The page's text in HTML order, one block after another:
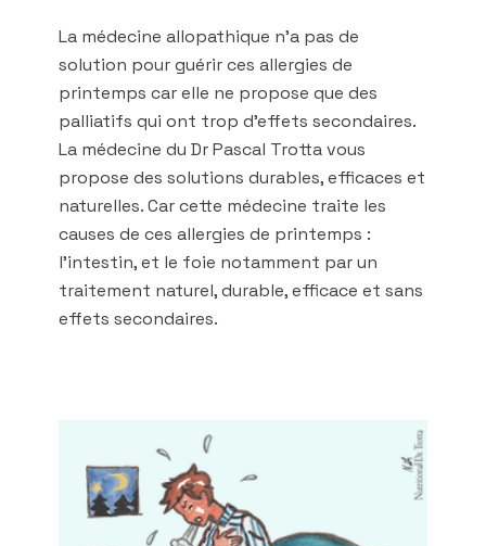
La médecine allopathique n’a pas de
solution pour guérir ces allergies de
printemps car elle ne propose que des
palliatifs qui ont trop d'effets secondaires.
La médecine du Dr Pascal Trotta vous
propose des solutions durables, efficaces et
naturelles. Car cette médecine traite les
causes de ces allergies de printemps :
l’intestin, et le foie notamment par un
traitement naturel, durable, efficace et sans
effets secondaires.